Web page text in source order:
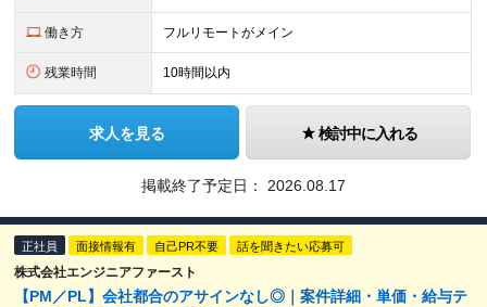
働き方 フルリモートがメイン
残業時間 10時間以内
求人を見る 検討中に入れる
掲載終了予定日： 2026.08.17
正社員 面接情報有 自己PR不要 話を聞きたい応募可
株式会社エンジニアファースト
【PM／PL】会社都合のアサインなし◎｜案件詳細・単価・給与テ